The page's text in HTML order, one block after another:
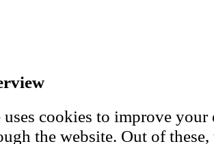
cookies to improve
the website. Out of